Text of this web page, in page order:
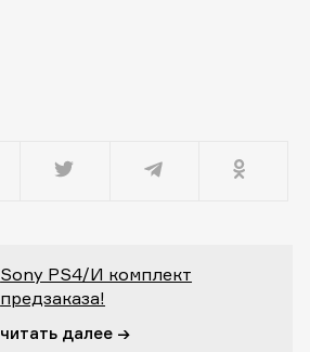
Sony PS4/И комплект
предзаказа!
читать далее →